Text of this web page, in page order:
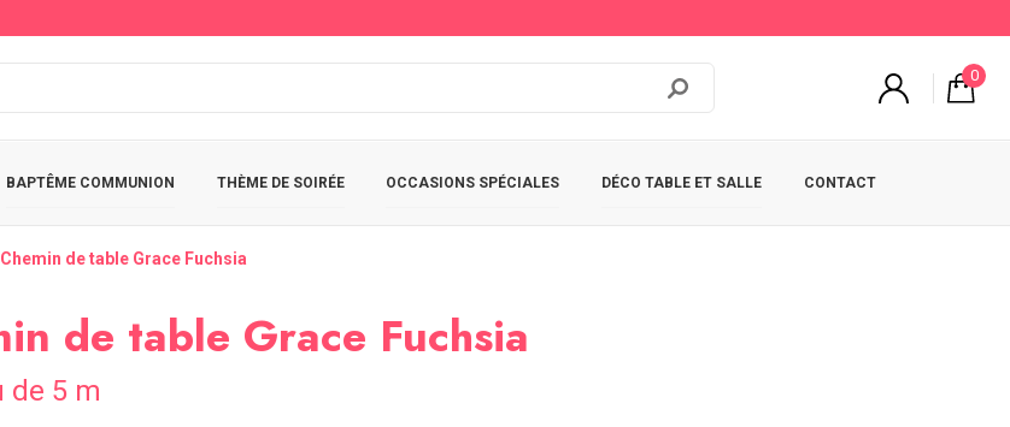
0
BAPTÊME COMMUNION THÈME DE SOIRÉE OCCASIONS SPÉCIALES DÉCO TABLE ET SALLE CONTACT
Chemin de table Grace Fuchsia
de table Grace Fuchsia
de 5 m